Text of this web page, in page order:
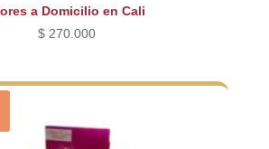
a Domicilio en Cali
$270.000